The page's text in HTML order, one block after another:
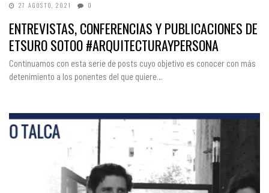
27 AGOSTO, 2021 0
ENTREVISTAS, CONFERENCIAS Y PUBLICACIONES DE
ETSURO SOTOO #ARQUITECTURAYPERSONA
Continuamos con esta serie de posts cuyo objetivo es conocer con más
detenimiento a los ponentes del que quiere…